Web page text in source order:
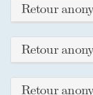
Retour
Retour
Retour